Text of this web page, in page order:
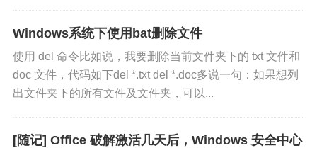
PS C:\WINDOWS\system32> set-
执行策略更改
执行策略可帮助你防止执行不信任的脚本。
[ Y] 是(Y) [A] 全是( A) [
级系统设置。方法...
Windows系统下使用bat删除文件
使用 del 命令比如说，我要删除当前文件夹下的 txt 文件和
doc 文件，代码如下del *.txt del *.doc多说一句：如果想列
出文件夹下的所有文件及文件夹，可以...
[随记] Office 破解激活几天后，Windows 安全中心